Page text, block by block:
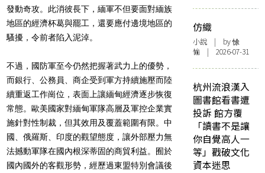
發動奇攻。此消彼長下，緬軍不但要面對緬族
地區的經濟杯葛與罷工，還要應付邊境地區的
騷擾，令前者陷入泥淖。
不過，國防軍至今仍然把握著武力上的優勢，
而銀行、公務員、商企受到軍方持續施壓而陸
續重返工作崗位，表面上讓緬甸經濟逐步恢復
常態。歐美國家對緬甸軍隊高層及軍控企業實
施針對性制裁，但其效用及覆蓋範圍有限。中
國、俄羅斯、印度的觀望態度，讓外部壓力無
法撼動軍隊在國內根深蒂固的商貿利益。囿於
國內國外的客觀形勢，經歷過東盟特別會議後
仿織
小說 | by 悇
愉 | 2026-07-31
杭州流浪漢入
圖書館看書遭
投訴 館方覆
「讀書不是讓
你自覺高人一
等」戳破文化
資本迷思